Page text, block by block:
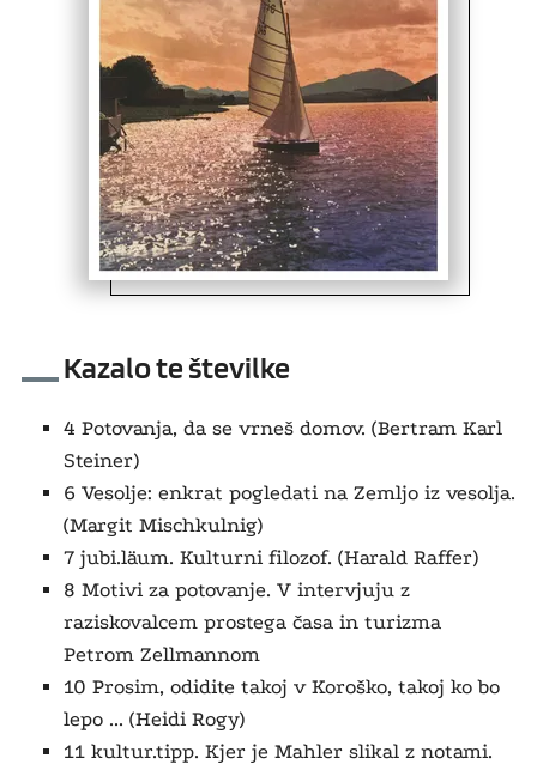
Kazalo te številke
4 Potovanja, da se vrneš domov. (Bertram Karl
Steiner)
6 Vesolje: enkrat pogledati na Zemljo iz vesolja.
(Margit Mischkulnig)
7 jubi.läum. Kulturni filozof. (Harald Raffer)
8 Motivi za potovanje. V intervjuju z
raziskovalcem prostega časa in turizma
Petrom Zellmannom
10 Prosim, odidite takoj v Koroško, takoj ko bo
lepo ... (Heidi Rogy)
11 kultur.tipp. Kjer je Mahler slikal z notami.